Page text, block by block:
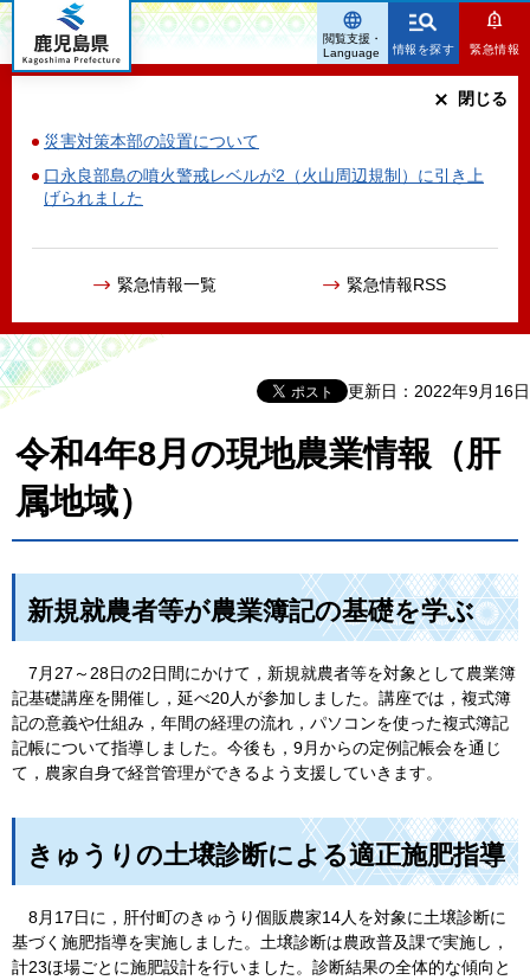
鹿児島県
情報を探す 緊急情報
災害対策本部の設置について
口永良部島の噴火警戒レベルが2（火山周辺規制）に引き上
げられました
緊急情報一覧 緊急情報RSS
閉じる
閲覧支援・
Language
更新日：2022年9月16日
令和4年8月の現地農業情報（肝
属地域）
新規就農者等が農業簿記の基礎を学ぶ
7 月27～28日の2日間にかけて，新規就農者等を対象として農業簿
記基礎講座を開催し，延べ20人が参加しました。講座では，複式簿
記の意義や仕組み，年間の経理の流れ，パソコンを使った複式簿記
記帳について指導しました。今後も，9月からの定例記帳会を通じ
て，農家自身で経営管理ができるよう支援していきます。
きゅうりの土壌診断による適正施肥指導
8月17日に，肝付町のきゅうり個販農家14人を対象に土壌診断に
基づく施肥指導を実施しました。土壌診断は農政普及課で実施し，
計23ほ場ごとに施肥設計を行いました。診断結果の全体的な傾向と